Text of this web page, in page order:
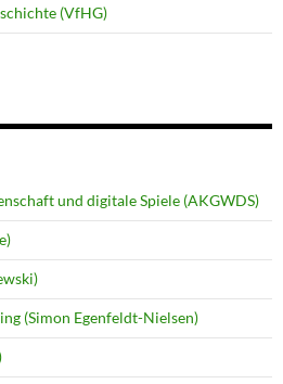
(VfHG)
und digitale Spiele (AKGWDS)
(Simon Egenfeldt-Nielsen)